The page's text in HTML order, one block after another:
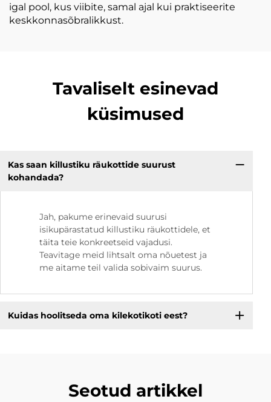
igal pool, kus viibite, samal ajal kui praktiseerite
keskkonnasõbralikkust.
Tavaliselt esinevad
küsimused
Kas saan killustiku räukottide suurust
kohandada?
Jah, pakume erinevaid suurusi
isikupärastatud killustiku räukottidele, et
täita teie konkreetseid vajadusi.
Teavitage meid lihtsalt oma nõuetest ja
me aitame teil valida sobivaim suurus.
Kuidas hoolitseda oma kilekotikoti eest?
Seotud artikkel